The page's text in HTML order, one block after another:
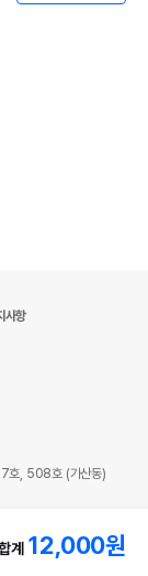
계 12,000원
사항
호, 508호 (가산동)